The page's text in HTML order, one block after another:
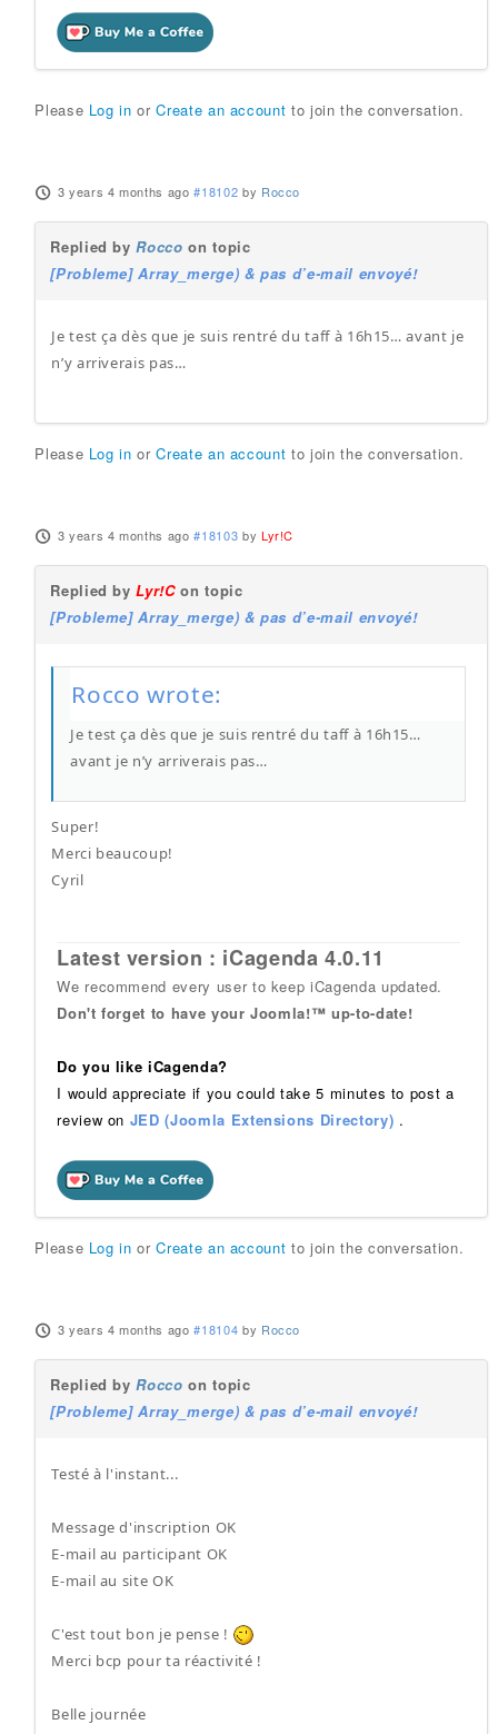
Please Log in orCreate an account to join the conversation.
3 years 4 months ago #18102 by Rocco
Replied byRocco on topic
[Probleme] Array_merge) & pas d’e-mail envoyé!
Je test ça dès que je suis rentré du taff à 16h15… avant je
n’y arriverais pas…
Please Log in orCreate an account to join the conversation.
3 years 4 months ago #18103 by Lyr!C
Replied byLyr!Con topic
[Probleme] Array_merge) & pas d’e-mail envoyé!
Rocco wrote:
Je test ça dès que je suis rentré du taff à 16h15…
avant je n’y arriverais pas…
Super!
Merci beaucoup!
Cyril
Latest version : iCagenda 4.0.11
We recommend every user to keep iCagenda updated.
Don't forget to have your Joomla!™ up-to-date!
Do you like iCagenda?
I would appreciate if you could take 5 minutes to post a
review on JED (Joomla Extensions Directory) .
Please Log in orCreate an account to join the conversation.
3 years 4 months ago #18104 by Rocco
Replied byRocco on topic
[Probleme] Array_merge) & pas d’e-mail envoyé!
Testé à l'instant...
Message d'inscription OK
E-mail au participant OK
E-mail au site OK
C'est tout bon je pense !
Merci bcp pour ta réactivité !
Belle journée